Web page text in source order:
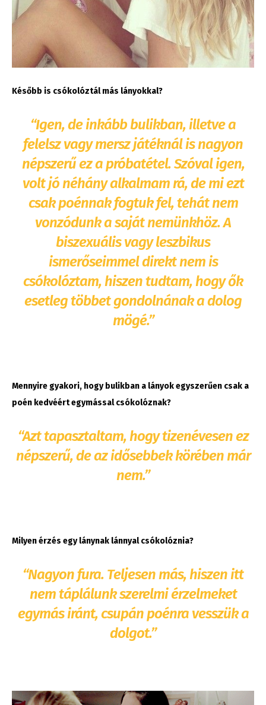
Később is csókolóztál más lányokkal?
“Igen, de inkább bulikban, illetve a
felelsz vagy mersz játéknál is nagyon
népszerű ez a próbatétel. Szóval igen,
volt jó néhány alkalmam rá, de mi ezt
csak poénnak fogtuk fel, tehát nem
vonzódunk a saját nemünkhöz. A
biszexuális vagy leszbikus
ismerőseimmel direkt nem is
csókolóztam, hiszen tudtam, hogy ők
esetleg többet gondolnának a dolog
mögé.”
Mennyire gyakori, hogy bulikban a lányok egyszerűen csak a
poén kedvéért egymással csókolóznak?
“Azt tapasztaltam, hogy tizenévesen ez
népszerű, de az idősebbek körében már
nem.”
Milyen érzés egy lánynak lánnyal csókolóznia?
“Nagyon fura. Teljesen más, hiszen itt
nem táplálunk szerelmi érzelmeket
egymás iránt, csupán poénra vesszük a
dolgot.”